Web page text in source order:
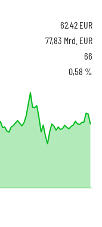
62,42 EUR
77,83 Mrd. EUR
66
0,58 %